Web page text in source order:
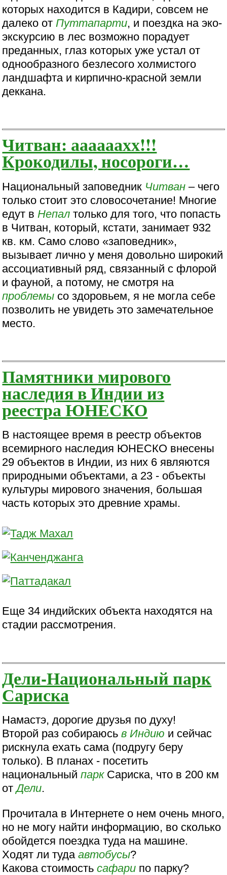
которых находится в Кадири, совсем не
далеко от Путтапарти, и поездка на эко-
экскурсию в лес возможно порадует
преданных, глаз которых уже устал от
однообразного безлесого холмистого
ландшафта и кирпично-красной земли
деккана.
Читван: аааааахх!!!
Крокодилы, носороги…
Национальный заповедник Читван – чего
только стоит это словосочетание! Многие
едут в Непал только для того, что попасть
в Читван, который, кстати, занимает 932
кв. км. Само слово «заповедник»,
вызывает лично у меня довольно широкий
ассоциативный ряд, связанный с флорой
и фауной, а потому, не смотря на
проблемы со здоровьем, я не могла себе
позволить не увидеть это замечательное
место.
Памятники мирового
наследия в Индии из
реестра ЮНЕСКО
В настоящее время в реестр объектов
всемирного наследия ЮНЕСКО внесены
29 объектов в Индии, из них 6 являются
природными объектами, а 23 - объекты
культуры мирового значения, большая
часть которых это древние храмы.
Еще 34 индийских объекта находятся на
стадии рассмотрения.
Дели-Национальный парк
Сариска
Намастэ, дорогие друзья по духу!
Второй раз собираюсьв Индию и сейчас
рискнула ехать сама (подругу беру
только). В планах - посетить
национальныйпаркСариска, что в 200 км
отДели.
Прочитала в Интернете о нем очень много,
но не могу найти информацию, во сколько
обойдется поездка туда на машине.
Ходят ли тудаавтобусы?
Какова стоимостьсафари по парку?